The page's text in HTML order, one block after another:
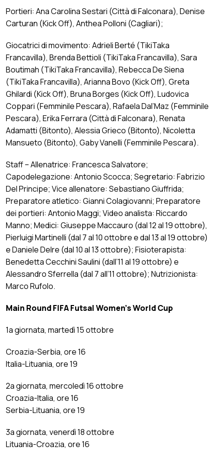
Portieri: Ana Carolina Sestari (Città di Falconara), Denise
Carturan (Kick Off), Anthea Polloni (Cagliari);
Giocatrici di movimento: Adrieli Berté (TikiTaka
Francavilla), Brenda Bettioli (TikiTaka Francavilla), Sara
Boutimah (TikiTaka Francavilla), Rebecca De Siena
(TikiTaka Francavilla), Arianna Bovo (Kick Off), Greta
Ghilardi (Kick Off), Bruna Borges (Kick Off), Ludovica
Coppari (Femminile Pescara), Rafaela Dal’Maz (Femminile
Pescara), Erika Ferrara (Città di Falconara), Renata
Adamatti (Bitonto), Alessia Grieco (Bitonto), Nicoletta
Mansueto (Bitonto), Gaby Vanelli (Femminile Pescara).
Staff – Allenatrice: Francesca Salvatore;
Capodelegazione: Antonio Scocca; Segretario: Fabrizio
Del Principe; Vice allenatore: Sebastiano Giuffrida;
Preparatore atletico: Gianni Colagiovanni; Preparatore
dei portieri: Antonio Maggi; Video analista: Riccardo
Manno; Medici: Giuseppe Maccauro (dal 12 al 19 ottobre),
Pierluigi Martinelli (dal 7 al 10 ottobre e dal 13 al 19 ottobre)
e Daniele Delre (dal 10 al 13 ottobre); Fisioterapista:
Benedetta Cecchini Saulini (dall’11 al 19 ottobre) e
Alessandro Sferrella (dal 7 all’11 ottobre); Nutrizionista:
Marco Rufolo.
Main Round FIFA Futsal Women’s World Cup
1a giornata, martedì 15 ottobre
Croazia-Serbia, ore 16
Italia-Lituania, ore 19
2a giornata, mercoledì 16 ottobre
Croazia-Italia, ore 16
Serbia-Lituania, ore 19
3a giornata, venerdì 18 ottobre
Lituania-Croazia, ore 16